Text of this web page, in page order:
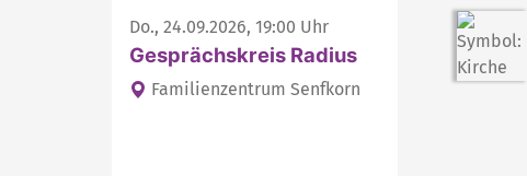
Do., 24.09.2026, 19:00 Uhr
Gesprächskreis Radius
Familienzentrum Senfkorn